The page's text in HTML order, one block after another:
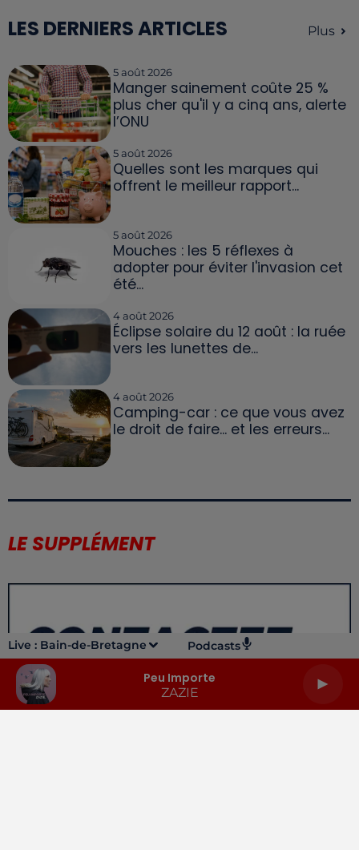
Live : Bain-de-Bretagne Podcasts
Peu Importe
ZAZIE
LES DERNIERS ARTICLES Plus
5 août 2026
Manger sainement coûte 25 %
plus cher qu'il y a cinq ans, alerte
l’ONU
5 août 2026
Quelles sont les marques qui
offrent le meilleur rapport...
5 août 2026
Mouches : les 5 réflexes à
adopter pour éviter l'invasion cet
été...
4 août 2026
Éclipse solaire du 12 août : la ruée
vers les lunettes de...
4 août 2026
Camping-car : ce que vous avez
le droit de faire... et les erreurs...
LE SUPPLÉMENT